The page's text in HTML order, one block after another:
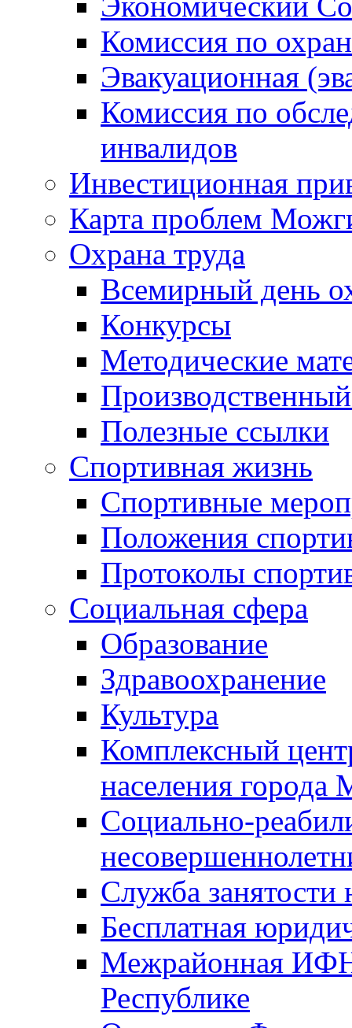
Комиссия по
Эвакуационная
Комиссия по
инвалидов
Инвестиционная
Карта проблем
Охрана труда
Всемирный день
Конкурсы
Методические
Полезные ссылки
Спортивная жизнь
Спортивные
Положения
Протоколы
Социальная сфера
Образование
Здравоохранение
Культура
Комплексный
населения города
Социально-
Служба занятости
Бесплатная
Межрайонная
Республике